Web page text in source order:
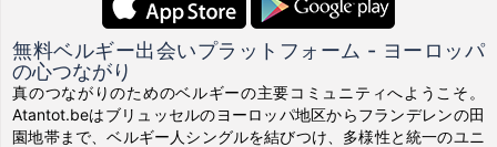
無料ベルギー出会いプラットフォーム - ヨーロッパ
の心つながり
真のつながりのためのベルギーの主要コミュニティへようこそ。
Atantot.beはブリュッセルのヨーロッパ地区からフランデレンの田
園地帯まで、ベルギー人シングルを結びつけ、多様性と統一のユニ